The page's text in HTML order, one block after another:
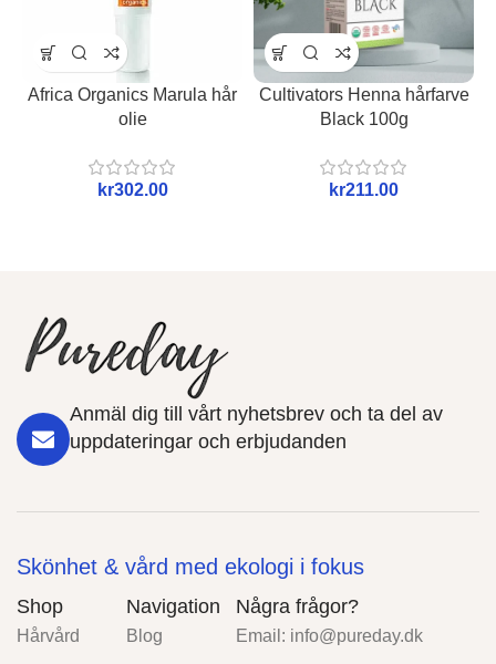
Africa Organics Marula hår
olie
kr
Cultivators Henna hårfarve
Black 100g
kr
Anmäl dig till vårt nyhetsbrev och ta del av
uppdateringar och erbjudanden
Skönhet & vård med ekologi i fokus
Shop
Hårvård
Navigation
Blog
Några frågor?
Email: info@pureday.dk